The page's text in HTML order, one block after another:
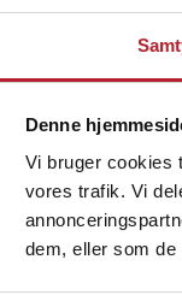
Denne
Vi bruger cookies
vores trafik. Vi
dem, eller som de